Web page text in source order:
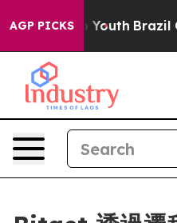
AGP PICKS
to Youth Brazil